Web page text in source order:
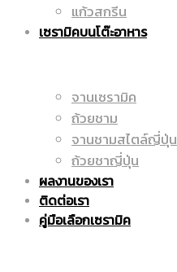
แก้ว
ราคา
|
แก้วสกรีน
เซรามิคบนโต๊ะอาหาร
จานเซรามิค
ถ้วยชาม
จานชามสไตล์ญี่ปุ่น
ถ้วยชาญี่ปุ่น
ผลงานของเรา
ติดต่อเรา
คู่มือเลือกเซรามิค